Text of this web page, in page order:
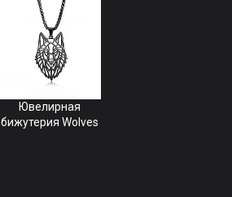
Ювелирная
бижутерия Wolves